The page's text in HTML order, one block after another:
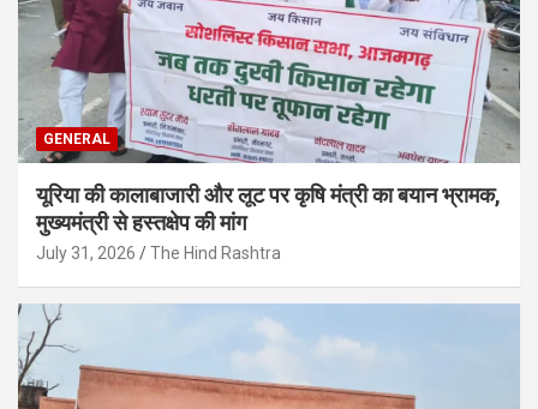
GENERAL
यूरिया की कालाबाजारी और लूट पर कृषि मंत्री का बयान भ्रामक,
मुख्यमंत्री से हस्तक्षेप की मांग
July 31, 2026 The Hind Rashtra